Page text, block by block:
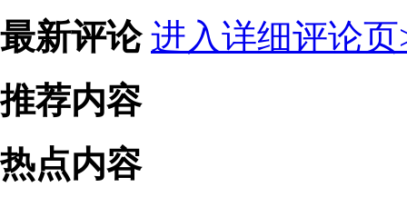
最新评论 进入详细评论页
推荐内容
热点内容